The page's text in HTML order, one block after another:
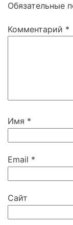
Обязательные
Комментарий *
Имя *
Email *
Сайт